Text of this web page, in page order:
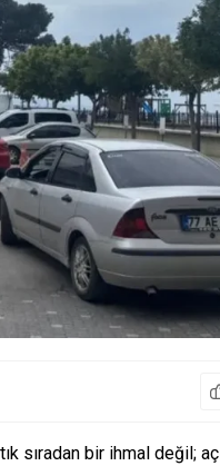
sıradan bir ihmal değil;